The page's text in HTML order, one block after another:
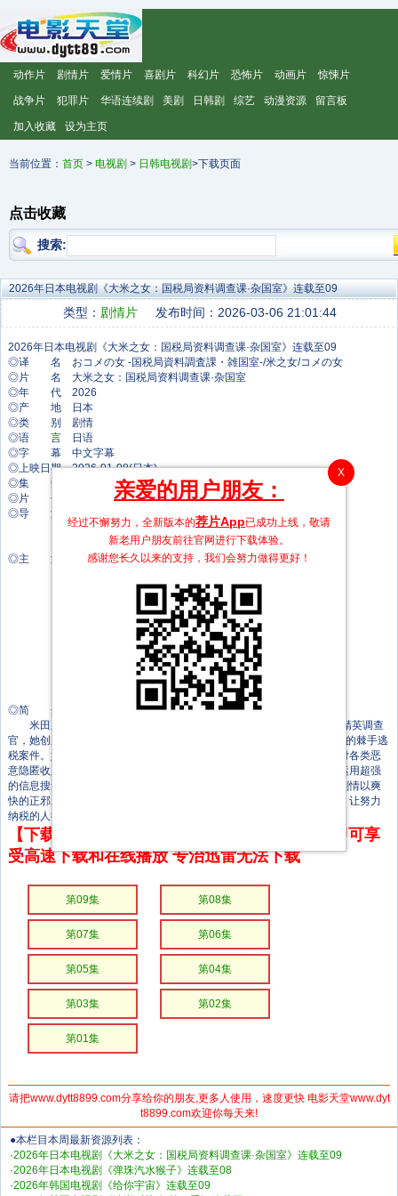
动作片 剧情片 爱情片 喜剧片 科幻片 恐怖片 动画片 惊悚片
战争片 犯罪片 华语连续剧 美剧 日韩剧 综艺 动漫资源 留言板
加入收藏 设为主页
当前位置： 首页 > 电视剧 > 日韩电视剧>下载页面
点击收藏
搜索:
2026年日本电视剧《大米之女：国税局资料调查课·杂国室》连载至09
类型： 剧情片 发布时间：2026-03-06 21:01:44
◎译 名 おコメの女 -国税局資料調査課・雑国室-/米之女/コメの女
◎片 名 大米之女：国税局资料调查课·杂国室
◎年 代 2026
◎产 地 日本
◎类 别 剧情
◎语 言 日语
◎字 幕 中文字幕
◎上映日期 2026-01-08(日本)
◎集 数 9集
◎片 长 45分钟
◎导 演 田村直己
楢木野礼
塚本连平
◎主 演 松岛菜菜子
◎简 介
米田正子（松岛菜菜子 饰）是一名在东京国税局资料调查课任职的精英调查
官，她创立了新的“复杂国税事案处理室”，专门处理连主部门都难以着手的棘手逃
税案件。她招募了一群能力卓越却性格独特、不求升迁的成员，共同对付各类恶
意隐匿收入的逃税者。新部门成员各有怪癖，但在米田的带领下，他们运用超强
的信息搜集能力与调查技巧，将一个又一个狡猾的逃税分子逼入绝境。剧情以爽
快的正邪对决为主轴，展现税务调查官如何凭专业与坚持维护社会公平，让努力
纳税的人得到应有的正义。
【下载地址】本站专属下载器：点击下方链接 即可享
受高速下载和在线播放 专治迅雷无法下载
第09集 第08集
第07集 第06集
第05集 第04集
第03集 第02集
第01集
请把www.dytt8899.com分享给你的朋友,更多人使用，速度更快 电影天堂www.dyt
t8899.com欢迎你每天来!
●本栏目本周最新资源列表：
·2026年日本电视剧《大米之女：国税局资料调查课·杂国室》连载至09
·2026年日本电视剧《弹珠汽水猴子》连载至08
·2026年韩国电视剧《给你宇宙》连载至09
X
亲爱的用户朋友：
经过不懈努力，全新版本的荐片App已成功上线，敬请
新老用户朋友前往官网进行下载体验。
感谢您长久以来的支持，我们会努力做得更好！